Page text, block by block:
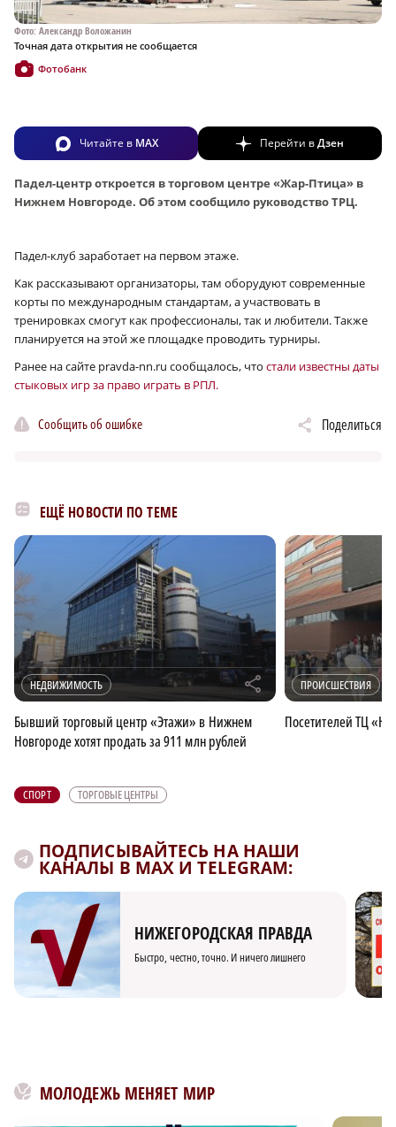
Фото: Александр Воложанин
Точная дата открытия не сообщается
Фотобанк
Читайте в MAX Перейти вДзен
Падел-центр откроется в торговом центре «Жар-Птица» в
Нижнем Новгороде. Об этом сообщило руководство ТРЦ.
Падел-клуб заработает на первом этаже.
Как рассказывают организаторы, там оборудуют современные
корты по международным стандартам, а участвовать в
тренировках смогут как профессионалы, так и любители. Также
планируется на этой же площадке проводить турниры.
Ранее на сайте pravda-nn.ru сообщалось, что стали известны даты
стыковых игр за право играть в РПЛ.
Сообщить об ошибке Поделиться
ЕЩЁ НОВОСТИ ПО ТЕМЕ
НЕДВИЖИМОСТЬ r
Бывший торговый центр «Этажи» в Нижнем
Новгороде хотят продать за 911 млн рублей
ПРОИСШЕСТВИЯ
Посетителей ТЦ
СПОРТ ТОРГОВЫЕ ЦЕНТРЫ
ПОДПИСЫВАЙТЕСЬ НА НАШИ
КАНАЛЫ В MAX И TELEGRAM:
НИЖЕГОРОДСКАЯ ПРАВДА
Быстро, честно, точно. И ничего лишнего
МОЛОДЕЖЬ МЕНЯЕТ МИР